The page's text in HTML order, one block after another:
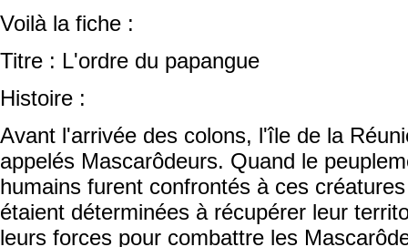
Voilà la fiche :
Titre : L'ordre du papangue
Histoire :
Avant l'arrivée des colons, l'île de la
appelés Mascarôdeurs. Quand le
humains furent confrontés à ces
étaient déterminées à récupérer leur
leurs forces pour combattre les